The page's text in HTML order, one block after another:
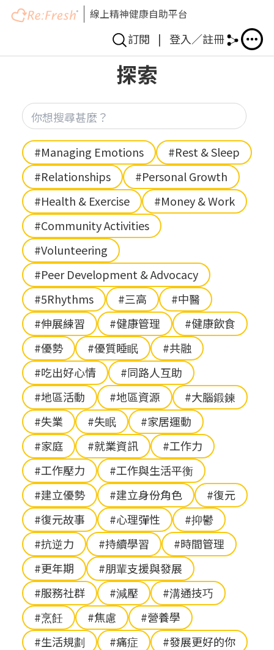
Skip
content
線上精神健康自助平台
訂閱 | 登入／註冊
探索
Hashtag
#Managing Emotions
#Rest & Sleep
#Relationships
#Personal Growth
#Health & Exercise
#Money & Work
#Community Activities
#Volunteering
#Peer Development & Advocacy
#5Rhythms
#三高
#中醫
#伸展練習
#健康管理
#健康飲食
#優勢
#優質睡眠
#共融
#吃出好心情
#同路人互助
#地區活動
#地區資源
#大腦鍛鍊
#失業
#失眠
#家居運動
#家庭
#就業資訊
#工作力
#工作壓力
#工作與生活平衡
#建立優勢
#建立身份角色
#復元
#復元故事
#心理彈性
#抑鬱
#抗逆力
#持續學習
#時間管理
#更年期
#朋輩支援與發展
#服務社群
#減壓
#溝通技巧
#烹飪
#焦慮
#營養學
#生活規劃
#痛症
#發展更好的你